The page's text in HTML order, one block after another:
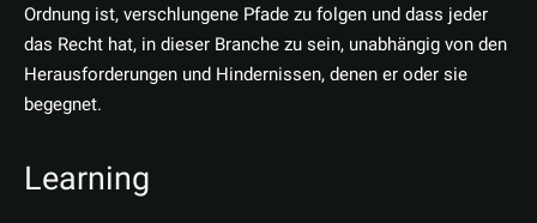
Ordnung ist, verschlungene Pfade zu folgen und dass jeder
das Recht hat, in dieser Branche zu sein, unabhängig von den
Herausforderungen und Hindernissen, denen er oder sie
begegnet.
Learning